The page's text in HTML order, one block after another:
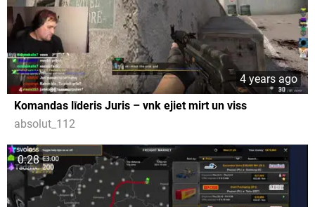
4 years ago
Komandas līderis Juris – vnk ejiet mirt un viss
absolut_112
0:28